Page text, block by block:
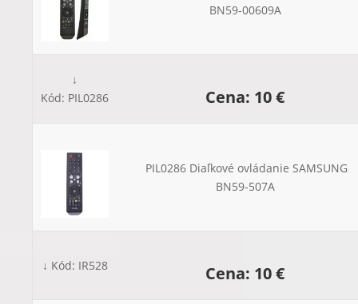
BN59-00609A
↓
Kód: PIL0286
Cena: 10 €
PIL0286 Diaľkové ovládanie SAMSUNG
BN59-507A
↓ Kód: IR528 Cena: 10 €